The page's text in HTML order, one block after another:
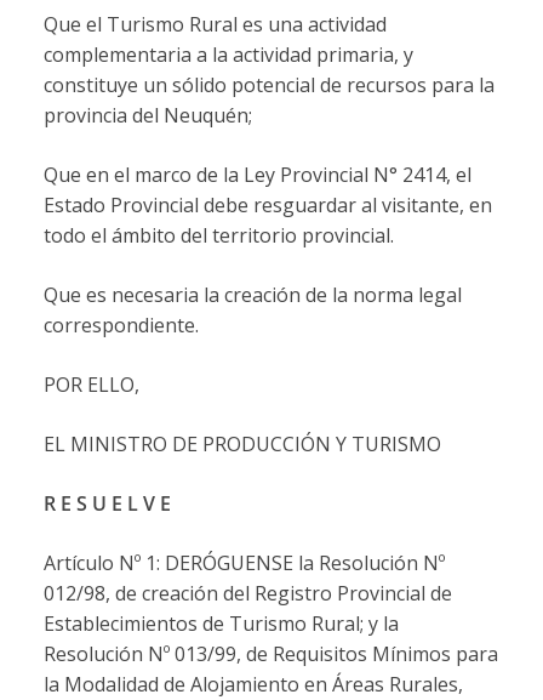
Que el Turismo Rural es una actividad
complementaria a la actividad primaria, y
constituye un sólido potencial de recursos para la
provincia del Neuquén;
Que en el marco de la Ley Provincial N° 2414, el
Estado Provincial debe resguardar al visitante, en
todo el ámbito del territorio provincial.
Que es necesaria la creación de la norma legal
correspondiente.
POR ELLO,
EL MINISTRO DE PRODUCCIÓN Y TURISMO
R E S U E L V E
Artículo Nº 1: DERÓGUENSE la Resolución Nº
012/98, de creación del Registro Provincial de
Establecimientos de Turismo Rural; y la
Resolución Nº 013/99, de Requisitos Mínimos para
la Modalidad de Alojamiento en Áreas Rurales,